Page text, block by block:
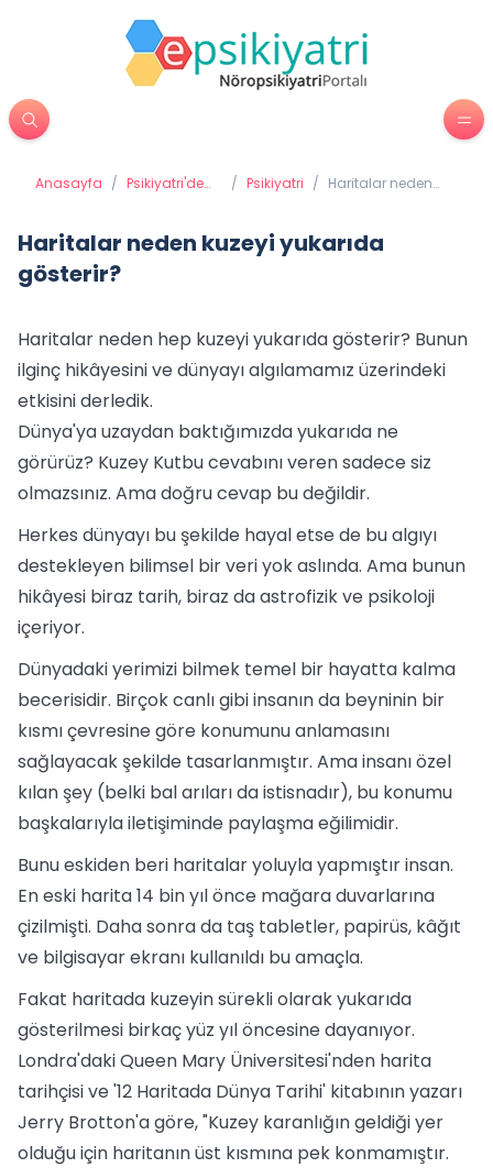
Anasayfa / Psikiyatri'de
/ Psikiyatri / Haritalar neden
Haritalar neden kuzeyi yukarıda
gösterir?
Haritalar neden hep kuzeyi yukarıda gösterir? Bunun
ilginç hikâyesini ve dünyayı algılamamız üzerindeki
etkisini derledik.
Dünya'ya uzaydan baktığımızda yukarıda ne
görürüz? Kuzey Kutbu cevabını veren sadece siz
olmazsınız. Ama doğru cevap bu değildir.
Herkes dünyayı bu şekilde hayal etse de bu algıyı
destekleyen bilimsel bir veri yok aslında. Ama bunun
hikâyesi biraz tarih, biraz da astrofizik ve psikoloji
içeriyor.
Dünyadaki yerimizi bilmek temel bir hayatta kalma
becerisidir. Birçok canlı gibi insanın da beyninin bir
kısmı çevresine göre konumunu anlamasını
sağlayacak şekilde tasarlanmıştır. Ama insanı özel
kılan şey (belki bal arıları da istisnadır), bu konumu
başkalarıyla iletişiminde paylaşma eğilimidir.
Bunu eskiden beri haritalar yoluyla yapmıştır insan.
En eski harita 14 bin yıl önce mağara duvarlarına
çizilmişti. Daha sonra da taş tabletler, papirüs, kâğıt
ve bilgisayar ekranı kullanıldı bu amaçla.
Fakat haritada kuzeyin sürekli olarak yukarıda
gösterilmesi birkaç yüz yıl öncesine dayanıyor.
Londra'daki Queen Mary Üniversitesi'nden harita
tarihçisi ve '12 Haritada Dünya Tarihi' kitabının yazarı
Jerry Brotton'a göre, "Kuzey karanlığın geldiği yer
olduğu için haritanın üst kısmına pek konmamıştır.